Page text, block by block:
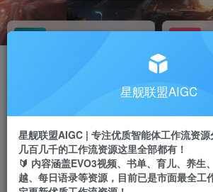
加入会员
每周免费工作流体验
站长招募
推荐
项目周期预估10年
星舰联盟AIGC
星舰联盟AIGC | 专注优质智能体工作流资
几百几千的工作流资源这里全部都有！
🔰 内容涵盖EVO3视频、书单、育儿、养生
越、每日语录等资源，目前已是市面最全工